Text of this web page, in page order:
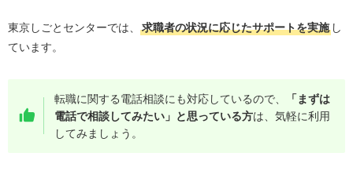
東京しごとセンターでは、 求職者の状況に応じたサポートを実施し
ています。
転職に関する電話相談にも対応しているので、
「まずは
電話で相談してみたい」と思っている方は、気軽に利用
してみましょう。